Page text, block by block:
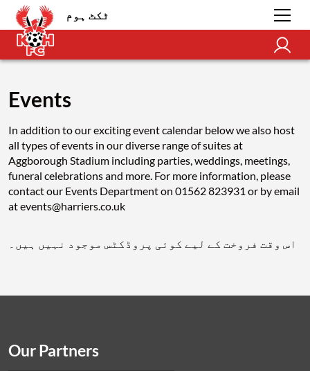
ٹکٹ ہوم
Events
In addition to our exciting event calendar below we also host
all types of events in our diverse range of suites at
Aggborough Stadium including parties, weddings, meetings,
funeral celebrations and more. For more information, please
contact our Events Department on 01562 823931 or by email
at events@harriers.co.uk
اس وقت فروخت کے لیے کوئی پروڈکٹس موجود نہیں ہیں۔
Our Partners